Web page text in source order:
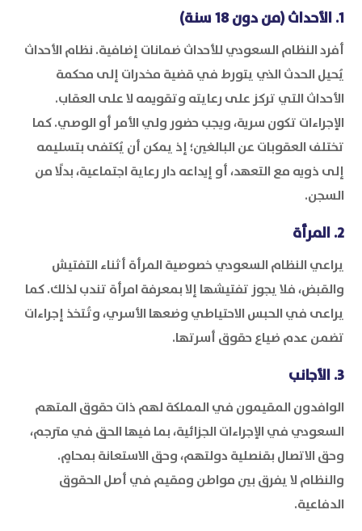
1. الأحداث (من دون 18 سنة)
أفرد النظام السعودي للأحداث ضمانات إضافية. نظام الأحداث
يُحيل الحدث الذي يتورط في قضية مخدرات إلى محكمة
الأحداث التي تركز على رعايته وتقويمه لا على العقاب.
الإجراءات تكون سرية، ويجب حضور ولي الأمر أو الوصي. كما
تختلف العقوبات عن البالغين؛ إذ يمكن أن يُكتفى بتسليمه
إلى ذويه مع التعهد، أو إيداعه دار رعاية اجتماعية، بدلًا من
السجن.
2. المرأة
يراعي النظام السعودي خصوصية المرأة أثناء التفتيش
والقبض، فلا يجوز تفتيشها إلا بمعرفة امرأة تندب لذلك. كما
يراعى في الحبس الاحتياطي وضعها الأسري، وتُتخذ إجراءات
تضمن عدم ضياع حقوق أسرتها.
3. الأجانب
الوافدون المقيمون في المملكة لهم ذات حقوق المتهم
السعودي في الإجراءات الجزائية، بما فيها الحق في مترجم،
وحق الاتصال بقنصلية دولتهم، وحق الاستعانة بمحامٍ.
والنظام لا يفرق بين مواطن ومقيم في أصل الحقوق
الدفاعية.